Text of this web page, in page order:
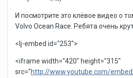
И посмотрите это клёвое видео о
Volvo Ocean Race. Ребята очень
<lj-embed id="253">
<iframe width="420" height="315"
src="http://www.youtube.com/